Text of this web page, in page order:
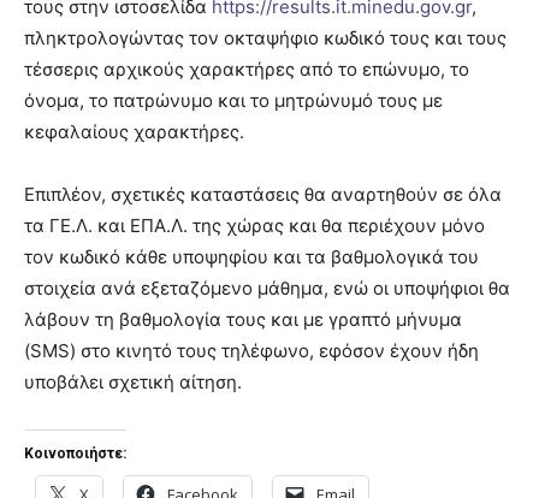
τους στην ιστοσελίδα https://results.it.minedu.gov.gr,
πληκτρολογώντας τον οκταψήφιο κωδικό τους και τους
τέσσερις αρχικούς χαρακτήρες από το επώνυμο, το
όνομα, το πατρώνυμο και το μητρώνυμό τους με
κεφαλαίους χαρακτήρες.
Επιπλέον, σχετικές καταστάσεις θα αναρτηθούν σε όλα
τα ΓΕ.Λ. και ΕΠΑ.Λ. της χώρας και θα περιέχουν μόνο
τον κωδικό κάθε υποψηφίου και τα βαθμολογικά του
στοιχεία ανά εξεταζόμενο μάθημα, ενώ οι υποψήφιοι θα
λάβουν τη βαθμολογία τους και με γραπτό μήνυμα
(SMS) στο κινητό τους τηλέφωνο, εφόσον έχουν ήδη
υποβάλει σχετική αίτηση.
Κοινοποιήστε: